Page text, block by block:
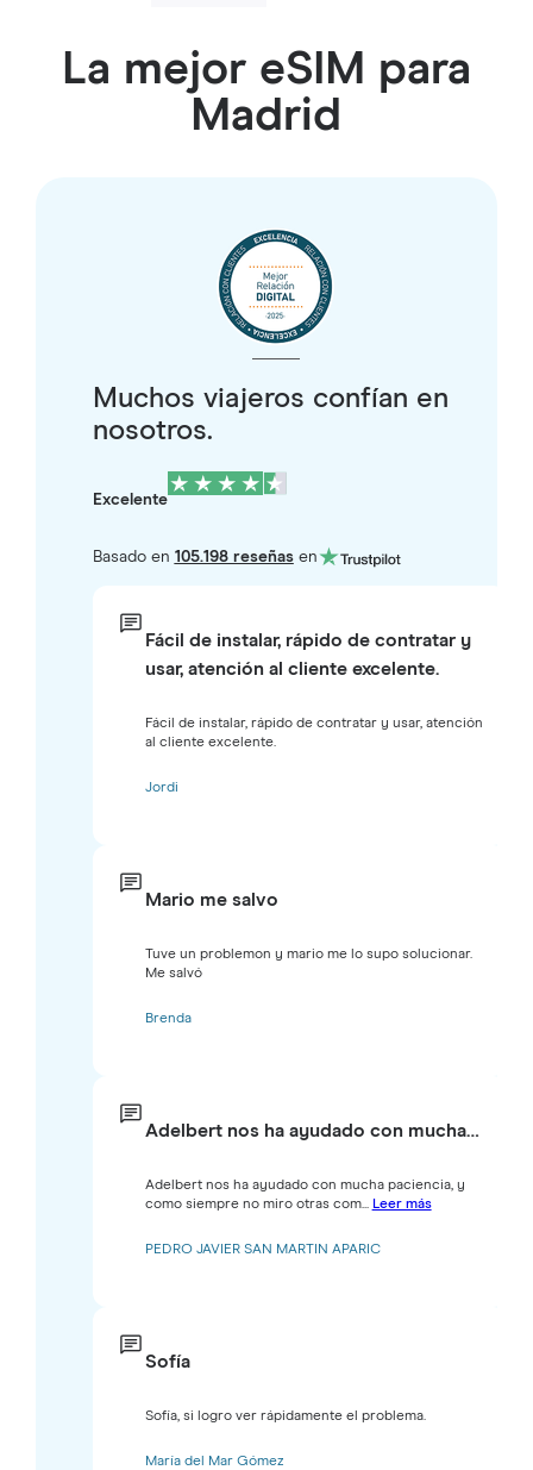
La mejor eSIM para
Madrid
Muchos viajeros confían en
nosotros.
Excelente
Basado en 105.198 reseñasen
Fácil de instalar, rápido de contratar y
usar, atención al cliente excelente.
Fácil de instalar, rápido de contratar y usar, atención
al cliente excelente.
Jordi
Mario me salvo
Tuve un problemon y mario me lo supo solucionar.
Me salvó
Brenda
Adelbert nos ha ayudado con mucha…
Adelbert nos ha ayudado con mucha paciencia, y
como siempre no miro otras com... Leer más
PEDRO JAVIER SAN MARTIN APARIC
Sofía
Sofía, si logro ver rápidamente el problema.
María del Mar Gómez